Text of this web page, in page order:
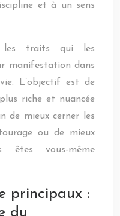
et à un sens
les traits qui les
manifestation dans
L’objectif est de
riche et nuancée
de mieux cerner les
ou de mieux
vous-même
principaux :
du